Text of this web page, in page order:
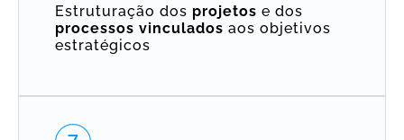
Estruturação dos projetos e dos
processos vinculados aos objetivos
estratégicos